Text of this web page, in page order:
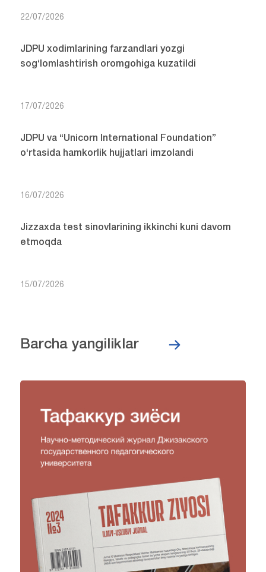
22/07/2026
JDPU xodimlarining farzandlari yozgi
sog‘lomlashtirish oromgohiga kuzatildi
17/07/2026
JDPU va “Unicorn International Foundation”
o‘rtasida hamkorlik hujjatlari imzolandi
16/07/2026
Jizzaxda test sinovlarining ikkinchi kuni davom
etmoqda
15/07/2026
Barcha yangiliklar